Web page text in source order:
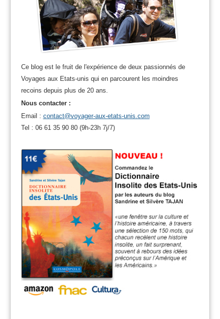
Ce blog est le fruit de l'expérience de deux passionnés de
Voyages aux Etats-unis qui en parcourent les moindres
recoins depuis plus de 20 ans.
Nous contacter :
Email : contact@voyager-aux-etats-unis.com
Tel : 06 61 35 90 80 (9h-23h 7j/7)